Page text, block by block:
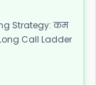
Strategy: कम
Long Call Ladder